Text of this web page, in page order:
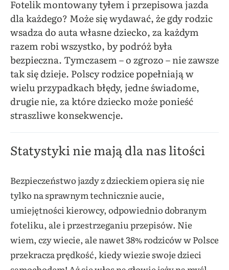
Fotelik montowany tyłem i przepisowa jazda
dla każdego? Może się wydawać, że gdy rodzic
wsadza do auta własne dziecko, za każdym
razem robi wszystko, by podróż była
bezpieczna. Tymczasem – o zgrozo – nie zawsze
tak się dzieje. Polscy rodzice popełniają w
wielu przypadkach błędy, jedne świadome,
drugie nie, za które dziecko może ponieść
straszliwe konsekwencje.
Statystyki nie mają dla nas litości
Bezpieczeństwo jazdy z dzieckiem opiera się nie
tylko na sprawnym technicznie aucie,
umiejętności kierowcy, odpowiednio dobranym
foteliku, ale i przestrzeganiu przepisów. Nie
wiem, czy wiecie, ale nawet 38% rodziców w Polsce
przekracza prędkość, kiedy wiezie swoje dzieci